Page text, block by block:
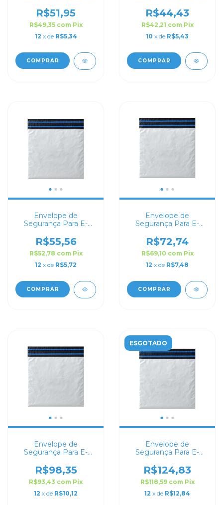
R$51,95
R$49,35 com Pix
12 x de R$5,34
COMPRAR
R$44,43
R$42,21 com Pix
10 x de R$5,43
COMPRAR
Envelope de
Segurança Para E-
R$55,56
R$52,78 com Pix
12 x de R$5,72
COMPRAR
Envelope de
Segurança Para E-
R$72,74
R$69,10 com Pix
12 x de R$7,48
COMPRAR
Envelope de
Segurança Para E-
R$98,35
R$93,43 com Pix
12 x de R$10,12
ESGOTADO
Envelope de
Segurança Para E-
R$124,83
R$118,59 com Pix
12 x de R$12,84